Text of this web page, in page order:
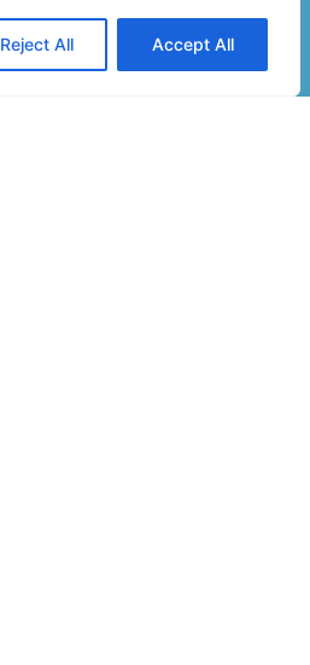
Reject All Accept All